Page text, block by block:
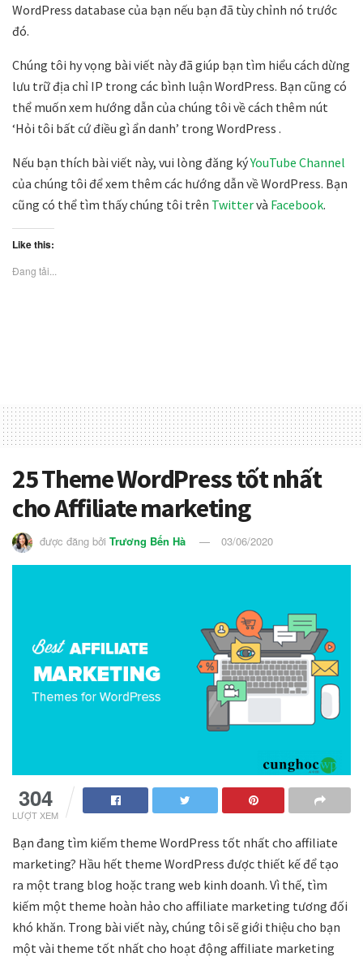
WordPress database của bạn nếu bạn đã tùy chỉnh nó trước
đó.
Chúng tôi hy vọng bài viết này đã giúp bạn tìm hiểu cách dừng
lưu trữ địa chỉ IP trong các bình luận WordPress. Bạn cũng có
thể muốn xem hướng dẫn của chúng tôi về cách thêm nút
‘Hỏi tôi bất cứ điều gì ẩn danh’ trong WordPress .
Nếu bạn thích bài viết này, vui lòng đăng kýYouTube Channel
của chúng tôi để xem thêm các hướng dẫn về WordPress. Bạn
cũng có thể tìm thấy chúng tôi trên Twittervà Facebook.
Like this:
Đang tải...
25 Theme WordPress tốt nhất
cho Affiliate marketing
được đăng bởi Trương Bến Hà 03/06/2020
304
LƯỢT XEM
Bạn đang tìm kiếm theme WordPress tốt nhất cho affiliate
marketing? Hầu hết theme WordPress được thiết kế để tạo
ra một trang blog hoặc trang web kinh doanh. Vì thế, tìm
kiếm một theme hoàn hảo cho affiliate marketing tương đối
khó khăn. Trong bài viết này, chúng tôi sẽ giới thiệu cho bạn
một vài theme tốt nhất cho hoạt động affiliate marketing